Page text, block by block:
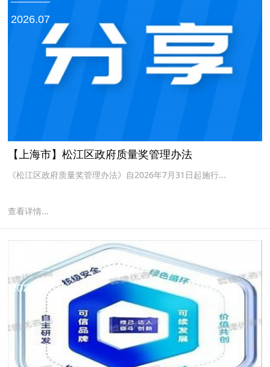
【上海市】松江区政府质量奖管理办法
《松江区政府质量奖管理办法》自2026年7月31日起施行...
查看详情...
2026.07
2026.07